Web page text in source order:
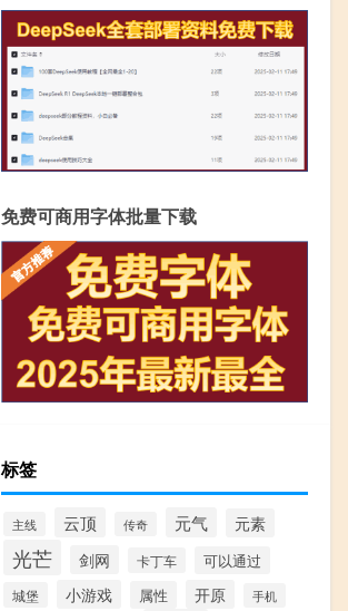
免费可商用字体批量下载
标签
主线 云顶 传奇 元气 元素
光芒 剑网 卡丁车 可以通过
城堡 小游戏 属性 开原 手机